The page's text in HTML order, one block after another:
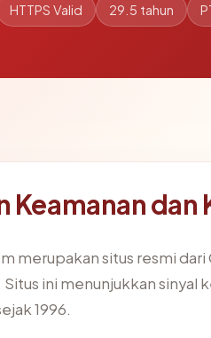
HTTPS Valid 29.5 tahun
Keamanan
merupakan situs resmi
ini menunjukkan sinyal
1996.